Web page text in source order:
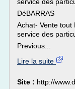
DéBARRAS
Achat- Vente tout
service des
Previous...
Lire la suite
Site : http://